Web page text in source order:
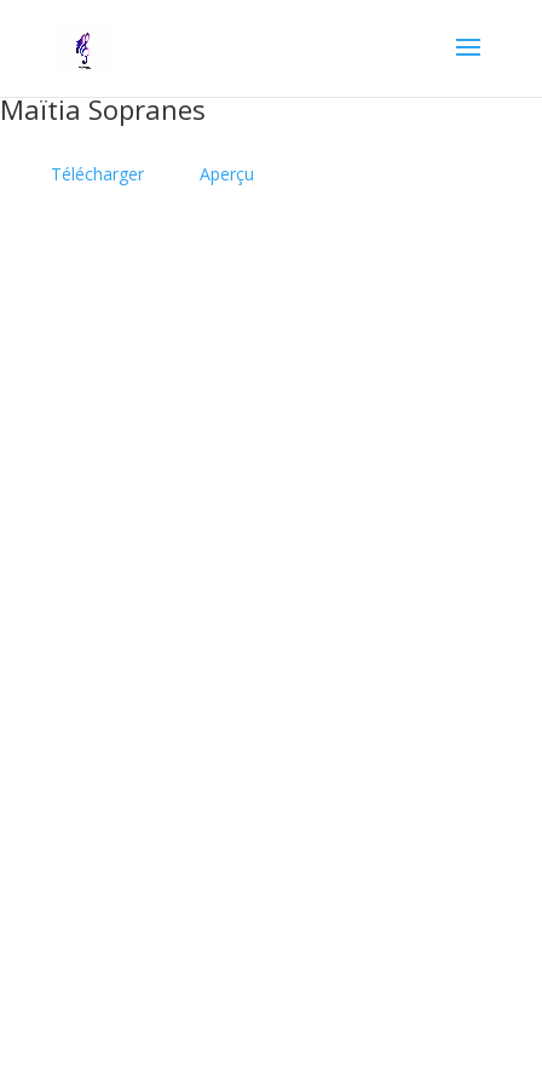
Maïtia Sopranes
Télécharger Aperçu